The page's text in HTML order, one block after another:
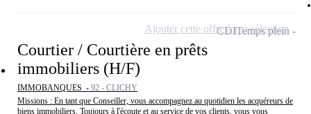
Courtier / Courtière en prêts
immobiliers (H/F)
IMMOBANQUES - 92 - CLICHY
Missions : En tant que Conseiller, vous accompagnez au quotidien les acquéreurs de
biens immobiliers. Toujours à l'écoute et au service de vos clients, vous vous
CDITemps plein
Ajouter cette offre à ma sélection